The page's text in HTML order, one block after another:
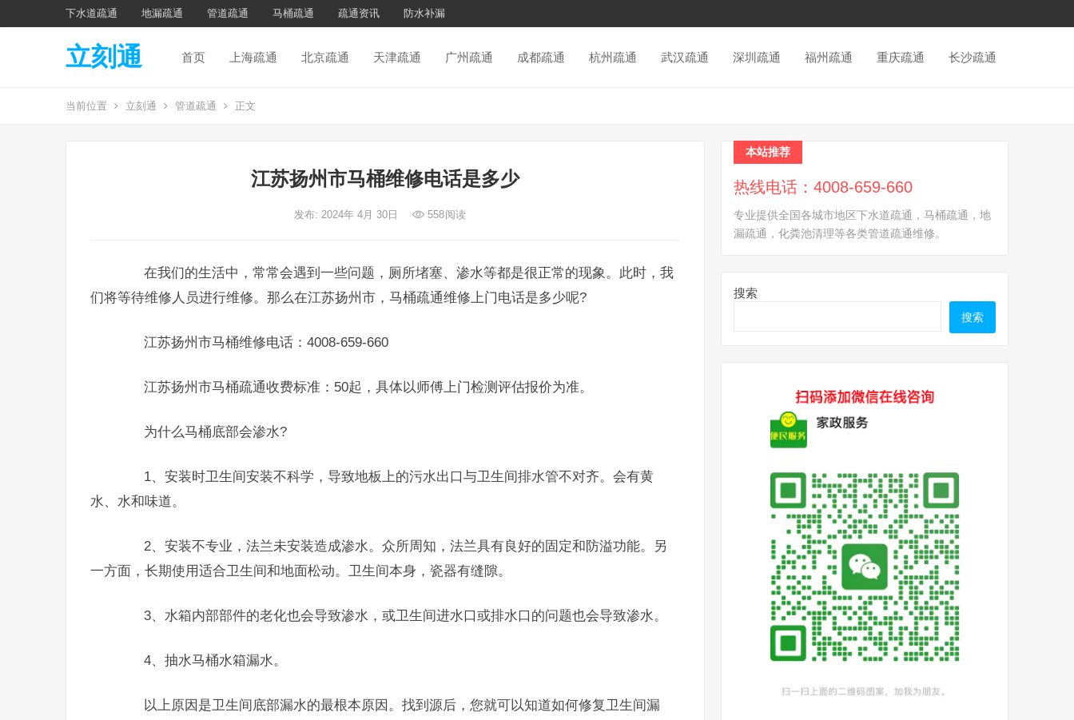
下水道疏通 地漏疏通 管道疏通 马桶疏通 疏通资讯 防水补漏
立刻通 首页 上海疏通 北京疏通 天津疏通 广州疏通 成都疏通 杭州疏通 武汉疏通 深圳疏通 福州疏通 重庆疏通 长沙疏通
当前位置 立刻通 管道疏通 正文
江苏扬州市马桶维修电话是多少
发布: 2024年 4月 30日 558阅读
在我们的生活中，常常会遇到一些问题，厕所堵塞、渗水等都是很正常的现象。此时，我
们将等待维修人员进行维修。那么在江苏扬州市，马桶疏通维修上门电话是多少呢?
江苏扬州市马桶维修电话：4008-659-660
江苏扬州市马桶疏通收费标准：50起，具体以师傅上门检测评估报价为准。
为什么马桶底部会渗水?
1、安装时卫生间安装不科学，导致地板上的污水出口与卫生间排水管不对齐。会有黄
水、水和味道。
2、安装不专业，法兰未安装造成渗水。众所周知，法兰具有良好的固定和防溢功能。另
一方面，长期使用适合卫生间和地面松动。卫生间本身，瓷器有缝隙。
3、水箱内部部件的老化也会导致渗水，或卫生间进水口或排水口的问题也会导致渗水。
4、抽水马桶水箱漏水。
以上原因是卫生间底部漏水的最根本原因。找到源后，您就可以知道如何修复卫生间漏
本站推荐
热线电话：4008-659-660
专业提供全国各城市地区下水道疏通，马桶疏通，地
漏疏通，化粪池清理等各类管道疏通维修。
搜索
搜索